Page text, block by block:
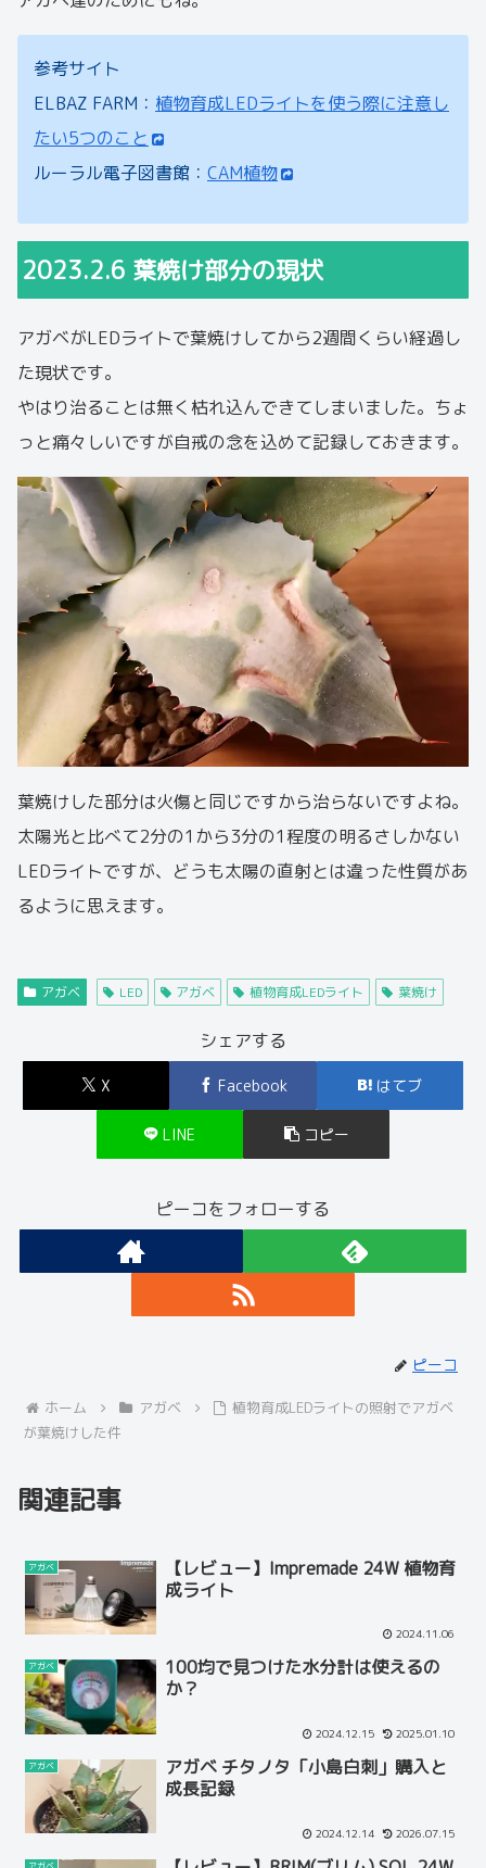
参考サイト
ELBAZ FARM： 植物育成LEDライトを使う際に注意し
たい5つのこと
ルーラル電子図書館： CAM植物
2023.2.6 葉焼け部分の現状
アガベがLEDライトで葉焼けしてから2週間くらい経過し
た現状です。
やはり治ることは無く枯れ込んできてしまいました。ちょ
っと痛々しいですが自戒の念を込めて記録しておきます。
葉焼けした部分は火傷と同じですから治らないですよね。
太陽光と比べて2分の1から3分の1程度の明るさしかない
LEDライトですが、どうも太陽の直射とは違った性質があ
るように思えます。
アガベ LED アガベ 植物育成LEDライト 葉焼け
シェアする
X Facebook はてブ
LINE コピー
ピーコをフォローする
ピーコ
ホーム アガベ
植物育成LEDライトの照射でアガベ
が葉焼けした件
関連記事
アガベ
【レビュー】Impremade 24W 植物育
成ライト
2024.11.06
アガベ
100均で見つけた水分計は使えるの
か？
2024.12.15 2025.01.10
アガベ
アガベ チタノタ「小島白刺」購入と
成長記録
2024.12.14 2026.07.15